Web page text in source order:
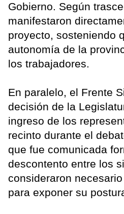
Gobierno. Según
manifestaron
proyecto, sosteniendo
autonomía de la
los trabajadores.
En paralelo, el Frente
decisión de la
ingreso de los
recinto durante el
que fue comunicada
descontento entre los
consideraron
para exponer su